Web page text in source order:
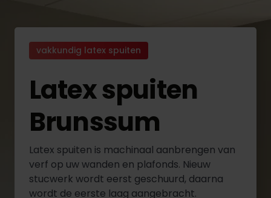
vakkundig latex spuiten
Latex spuiten
Brunssum
Latex spuiten is machinaal aanbrengen van
verf op uw wanden en plafonds. Nieuw
stucwerk wordt eerst geschuurd, daarna
wordt de eerste laag aangebracht.